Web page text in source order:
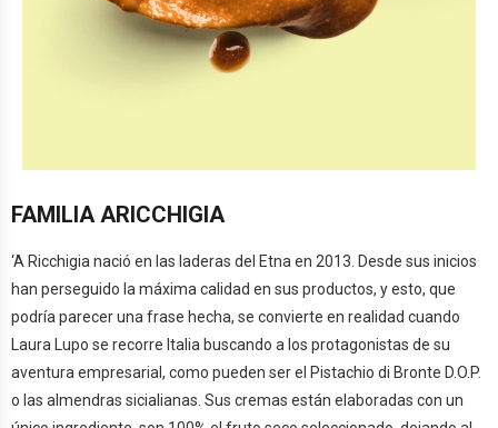
FAMILIA ARICCHIGIA
‘A Ricchigia nació en las laderas del Etna en 2013. Desde sus inicios
han perseguido la máxima calidad en sus productos, y esto, que
podría parecer una frase hecha, se convierte en realidad cuando
Laura Lupo se recorre Italia buscando a los protagonistas de su
aventura empresarial, como pueden ser el Pistachio di Bronte D.O.P.
o las almendras sicialianas. Sus cremas están elaboradas con un